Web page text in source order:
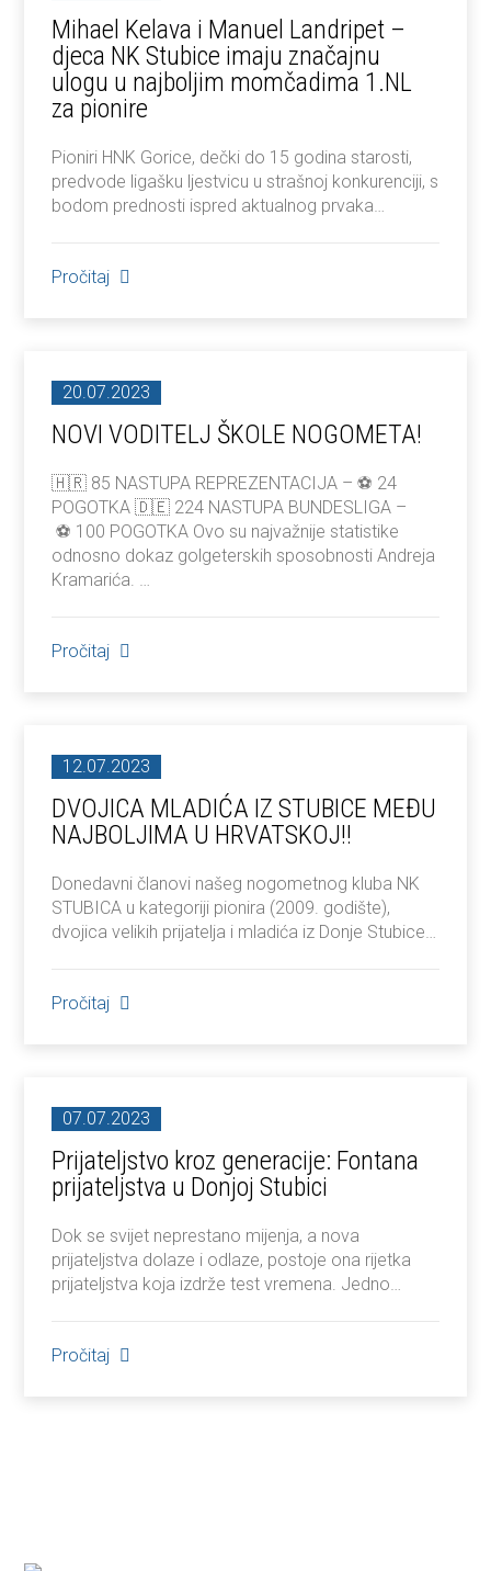
Mihael Kelava i Manuel Landripet –
djeca NK Stubice imaju značajnu
ulogu u najboljim momčadima 1.NL
za pionire
Pioniri HNK Gorice, dečki do 15 godina starosti,
predvode ligašku ljestvicu u strašnoj konkurenciji, s
bodom prednosti ispred aktualnog prvaka…
Pročitaj
20.07.2023
NOVI VODITELJ ŠKOLE NOGOMETA!
🇭🇷 85 NASTUPA REPREZENTACIJA – ⚽️ 24
POGOTKA 🇩🇪 224 NASTUPA BUNDESLIGA –
⚽️ 100 POGOTKA Ovo su najvažnije statistike
odnosno dokaz golgeterskih sposobnosti Andreja
Kramarića. …
Pročitaj
12.07.2023
DVOJICA MLADIĆA IZ STUBICE MEĐU
NAJBOLJIMA U HRVATSKOJ!!
Donedavni članovi našeg nogometnog kluba NK
STUBICA u kategoriji pionira (2009. godište),
dvojica velikih prijatelja i mladića iz Donje Stubice…
Pročitaj
07.07.2023
Prijateljstvo kroz generacije: Fontana
prijateljstva u Donjoj Stubici
Dok se svijet neprestano mijenja, a nova
prijateljstva dolaze i odlaze, postoje ona rijetka
prijateljstva koja izdrže test vremena. Jedno…
Pročitaj